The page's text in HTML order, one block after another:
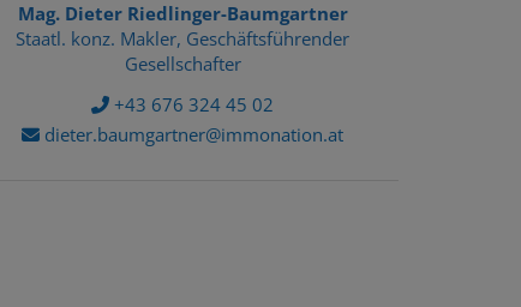
Mag. Dieter Riedlinger-Baumgartner
Staatl. konz. Makler, Geschäftsführender
Gesellschafter
+43 676 324 45 02
dieter.baumgartner@immonation.at